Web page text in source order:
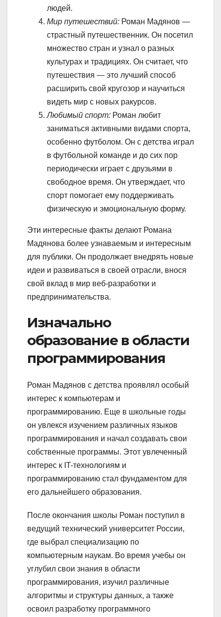
людей.
Мир путешествий: Роман Мадянов —
страстный путешественник. Он посетил
множество стран и узнал о разных
культурах и традициях. Он считает, что
путешествия — это лучший способ
расширить свой кругозор и научиться
видеть мир с новых ракурсов.
Любимый спорт: Роман любит
заниматься активными видами спорта,
особенно футболом. Он с детства играл
в футбольной команде и до сих пор
периодически играет с друзьями в
свободное время. Он утверждает, что
спорт помогает ему поддерживать
физическую и эмоциональную форму.
Эти интересные факты делают Романа
Мадянова более узнаваемым и интересным
для публики. Он продолжает внедрять новые
идеи и развиваться в своей отрасли, внося
свой вклад в мир веб-разработки и
предпринимательства.
Изначально
образование в области
программирования
Роман Мадянов с детства проявлял особый
интерес к компьютерам и
программированию. Еще в школьные годы
он увлекся изучением различных языков
программирования и начал создавать свои
собственные программы. Этот увлеченный
интерес к IT-технологиям и
программированию стал фундаментом для
его дальнейшего образования.
После окончания школы Роман поступил в
ведущий технический университет России,
где выбрал специализацию по
компьютерным наукам. Во время учебы он
углубил свои знания в области
программирования, изучил различные
алгоритмы и структуры данных, а также
освоил разработку программного